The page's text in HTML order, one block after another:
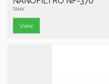
TANK
View